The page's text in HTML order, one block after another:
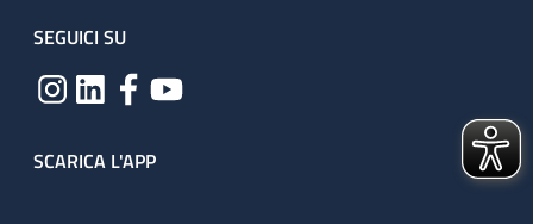
SEGUICI SU
SCARICA L'APP